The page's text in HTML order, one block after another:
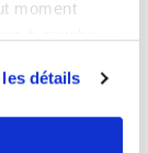
moment
détails